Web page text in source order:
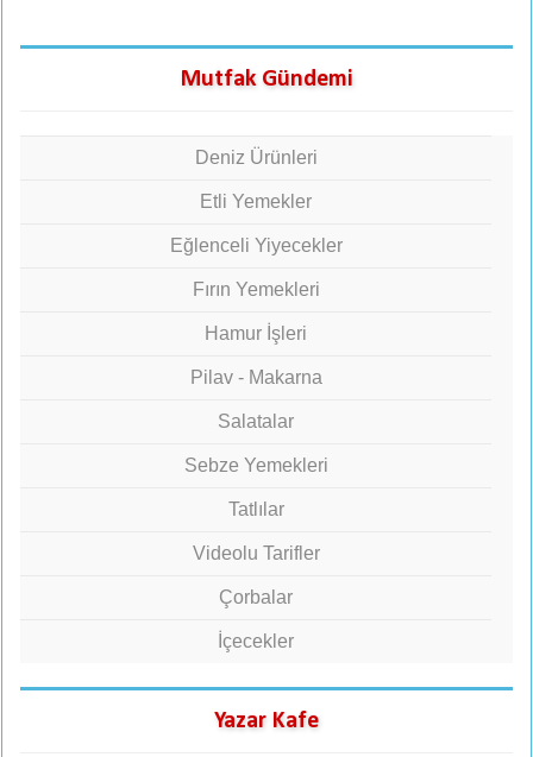
Mutfak Gündemi
Deniz Ürünleri
Etli Yemekler
Eğlenceli Yiyecekler
Fırın Yemekleri
Hamur İşleri
Pilav - Makarna
Salatalar
Sebze Yemekleri
Tatlılar
Videolu Tarifler
Çorbalar
İçecekler
Yazar Kafe